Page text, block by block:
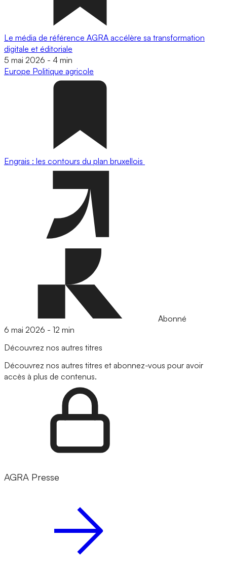
Le média de référence AGRA accélère sa transformation
digitale et éditoriale
5 mai 2026 - 4 min
Europe Politique agricole
Engrais : les contours du plan bruxellois
Abonné
6 mai 2026 - 12 min
Découvrez nos autres titres
Découvrez nos autres titres et abonnez-vous pour avoir
accès à plus de contenus.
AGRA Presse